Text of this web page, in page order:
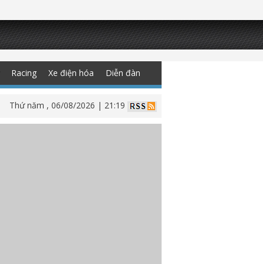
Racing Xe điện hóa Diễn đàn
Thứ năm , 06/08/2026 | 21:19